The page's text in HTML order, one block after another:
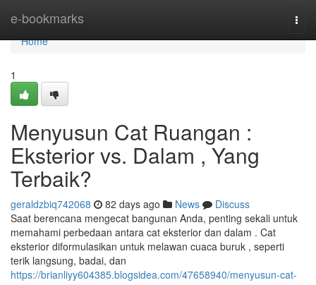
e-bookmarks
Home
Home
1
Menyusun Cat Ruangan :
Eksterior vs. Dalam , Yang
Terbaik?
geraldzbiq742068 82 days ago News
Discuss
Saat berencana mengecat bangunan Anda, penting sekali untuk
memahami perbedaan antara cat eksterior dan dalam . Cat
eksterior diformulasikan untuk melawan cuaca buruk , seperti
terik langsung, badai, dan
https://brianliyy604385.blogsidea.com/47658940/menyusun-cat-